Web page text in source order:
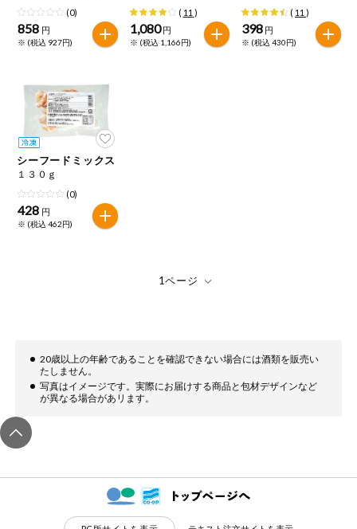
人気カテゴリ
食品から探す
家庭用品から探す
目的から探す
生協独自
自動注文システム登録を確認する
くらしの定番品（毎週企画）
専門ショップサイト
パルコープ・よどがわ生協の情報サイト
麺類
レトルト・缶
詰・瓶詰
調味料・だ
し・油・ルー
おやつ
ティッシュ・
トイレットペ
ーパー
品
特定原材料と特定原材料に準ずるものが含まれていない商品
を検索できます。
小麦
落花生
特定原材料に準ずるもの
アーモンド
牛肉
鶏肉
アレルゲン情報は、商品企画時の情報のため、ご使用前には
必ず商品パッケージの表示をご確認ください。
(0)
858 円
※ (税込 927円)
( 11 )
1,080 円
※ (税込 1,166円)
( 11 )
398 円
※ (税込 430円)
シーフードミックス
１３０ｇ
(0)
428 円
※ (税込 462円)
20歳以上の年齢であることを確認できない場合には酒類を販売い
たしません。
写真はイメージです。実際にお届けする商品と包材デザインなど
が異なる場合があリます。